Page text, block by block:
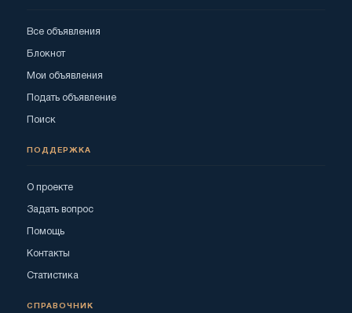
Все объявления
Блокнот
Мои объявления
Подать объявление
Поиск
ПОДДЕРЖКА
О проекте
Задать вопрос
Помощь
Контакты
Статистика
СПРАВОЧНИК